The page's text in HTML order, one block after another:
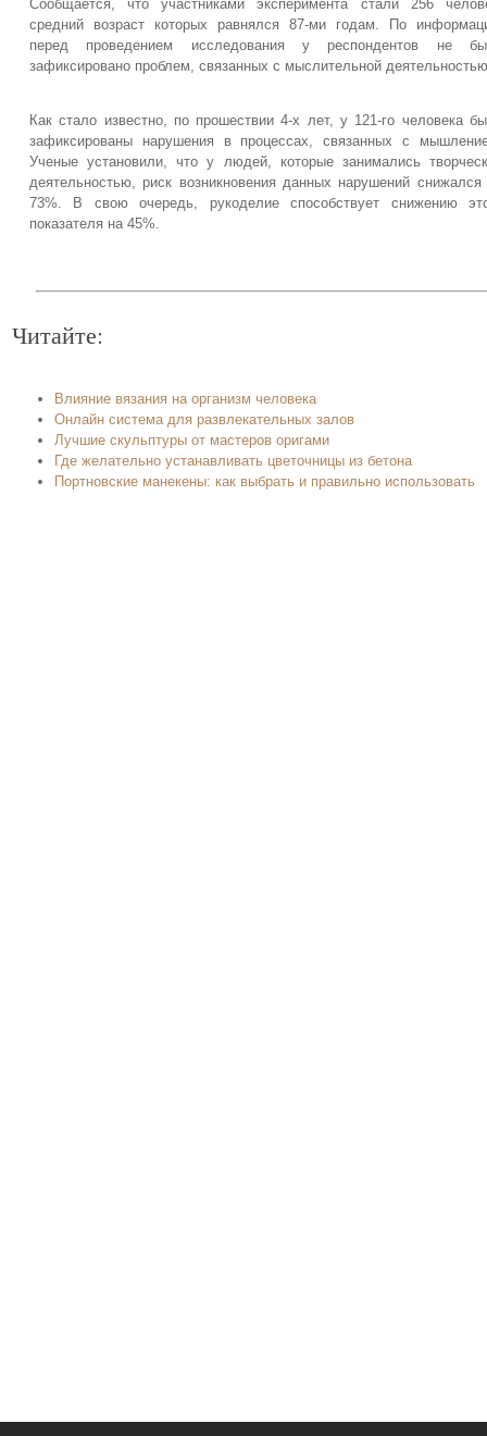
Сообщается, что участниками эксперимента стали 256
средний возраст которых равнялся 87-ми годам. По
перед проведением исследования у респондентов не
зафиксировано проблем, связанных с мыслительной
Как стало известно, по прошествии 4-х лет, у 121-го человека
зафиксированы нарушения в процессах, связанных с
Ученые установили, что у людей, которые занимались
деятельностью, риск возникновения данных нарушений снижался
73%. В свою очередь, рукоделие способствует снижению
показателя на 45%.
Читайте:
Влияние вязания на организм человека
Онлайн система для развлекательных залов
Лучшие скульптуры от мастеров оригами
Где желательно устанавливать цветочницы из бетона
Портновские манекены: как выбрать и правильно использовать